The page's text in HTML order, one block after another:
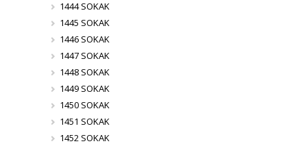
1444 SOKAK
1445 SOKAK
1446 SOKAK
1447 SOKAK
1448 SOKAK
1449 SOKAK
1450 SOKAK
1451 SOKAK
1452 SOKAK